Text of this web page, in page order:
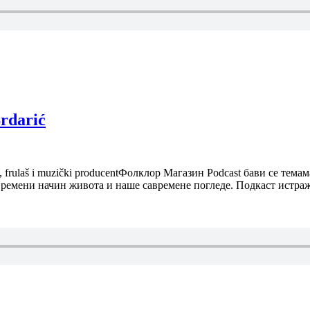
i muzički producentФолклор Магазин Podcast бави се
начин живота и наше савремене погледе. Подкаст